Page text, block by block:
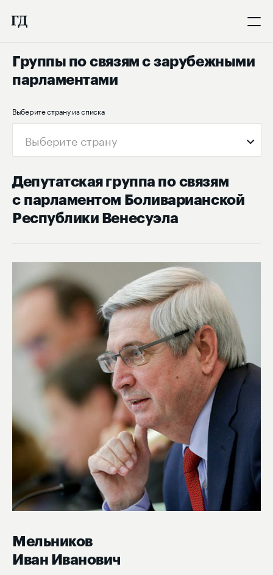
Группы по связям с зарубежными
парламентами
Выберите страну из списка
Выберите страну
Депутатская группа по связям
с парламентом Боливарианской
Республики Венесуэла
Мельников
Иван Иванович